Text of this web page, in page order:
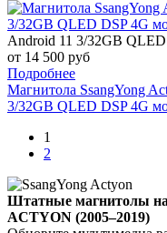
Android 11 3/32GB
от 14 500 руб
Подробнее
Магнитола SsangYong
3/32GB QLED DSP 4G
1
2
Штатные магнитолы
ACTYON (2005–2019)